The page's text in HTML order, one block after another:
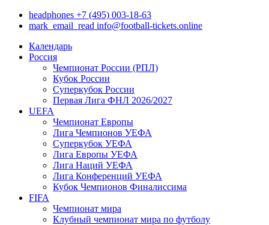
headphones +7 (495) 003-18-63
mark_email_read info@football-tickets.online
Календарь
Россия
Чемпионат России (РПЛ)
Кубок России
Суперкубок России
Первая Лига ФНЛ 2026/2027
UEFA
Чемпионат Европы
Лига Чемпионов УЕФА
Суперкубок УЕФА
Лига Европы УЕФА
Лига Наций УЕФА
Лига Конференций УЕФА
Кубок Чемпионов Финалиссима
FIFA
Чемпионат мира
Клубный чемпионат мира по футболу